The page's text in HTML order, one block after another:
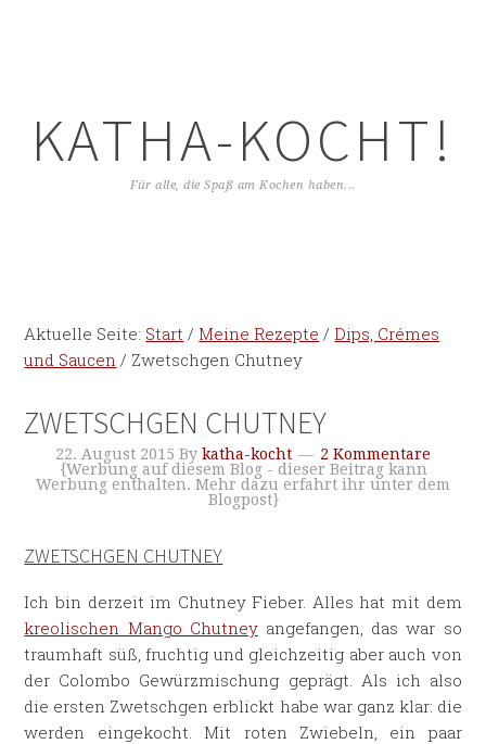
KATHA-KOCHT!
Für alle, die Spaß am Kochen haben...
Aktuelle Seite: Start / Meine Rezepte / Dips, Crémes
und Saucen / Zwetschgen Chutney
ZWETSCHGEN CHUTNEY
22. August 2015 By katha-kocht
2 Kommentare
{Werbung auf diesem Blog - dieser Beitrag kann
Werbung enthalten. Mehr dazu erfahrt ihr unter dem
Blogpost}
ZWETSCHGEN CHUTNEY
Ich bin derzeit im Chutney Fieber. Alles hat mit dem
kreolischen Mango Chutneyangefangen, das war so
traumhaft süß, fruchtig und gleichzeitig aber auch von
der Colombo Gewürzmischung geprägt. Als ich also
die ersten Zwetschgen erblickt habe war ganz klar: die
werden eingekocht. Mit roten Zwiebeln, ein paar